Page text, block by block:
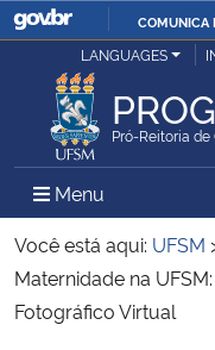
COMUNICA
Ministério da Justiça e
Ministério da Defesa
Ministério das Relações
Ministério da Economia
LANGUAGES
Pró-Reitoria de
Menu Menu
Você está aqui: UFSM
Maternidade na
Fotográfico Virtual